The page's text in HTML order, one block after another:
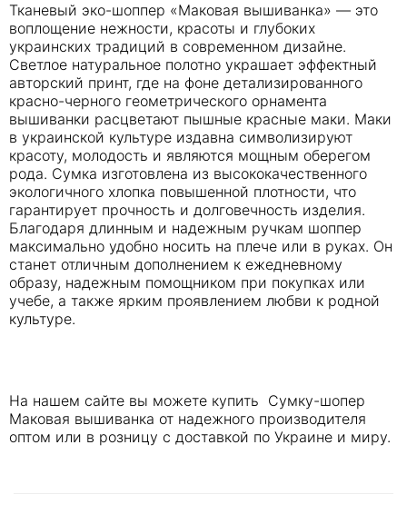
Тканевый эко-шоппер «Маковая вышиванка» — это
воплощение нежности, красоты и глубоких
украинских традиций в современном дизайне.
Светлое натуральное полотно украшает эффектный
авторский принт, где на фоне детализированного
красно-черного геометрического орнамента
вышиванки расцветают пышные красные маки. Маки
в украинской культуре издавна символизируют
красоту, молодость и являются мощным оберегом
рода. Сумка изготовлена из высококачественного
экологичного хлопка повышенной плотности, что
гарантирует прочность и долговечность изделия.
Благодаря длинным и надежным ручкам шоппер
максимально удобно носить на плече или в руках. Он
станет отличным дополнением к ежедневному
образу, надежным помощником при покупках или
учебе, а также ярким проявлением любви к родной
культуре.
На нашем сайте вы можете купить Сумку-шопер
Маковая вышиванка от надежного производителя
оптом или в розницу с доставкой по Украине и миру.